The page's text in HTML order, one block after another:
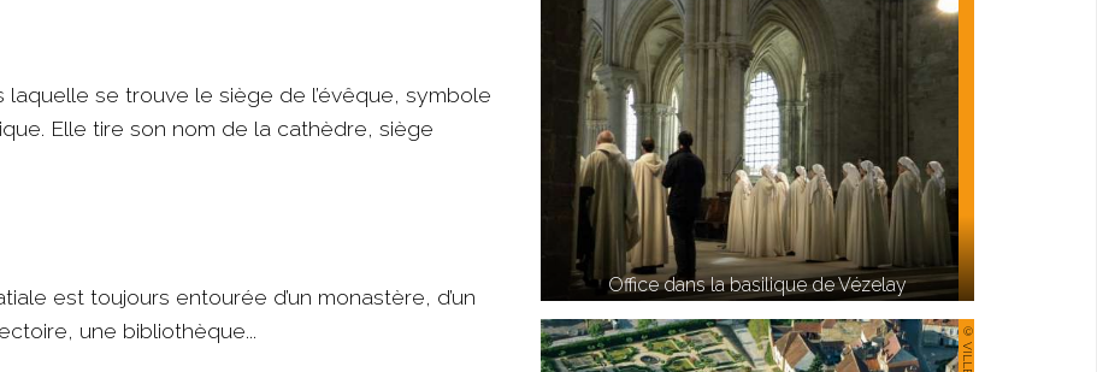
laquelle se trouve le siège de l’évêque, symbole
Elle tire son nom de la cathèdre, siège
est toujours entourée d’un monastère, d’un
une bibliothèque...
Office dans la basilique de Vézelay